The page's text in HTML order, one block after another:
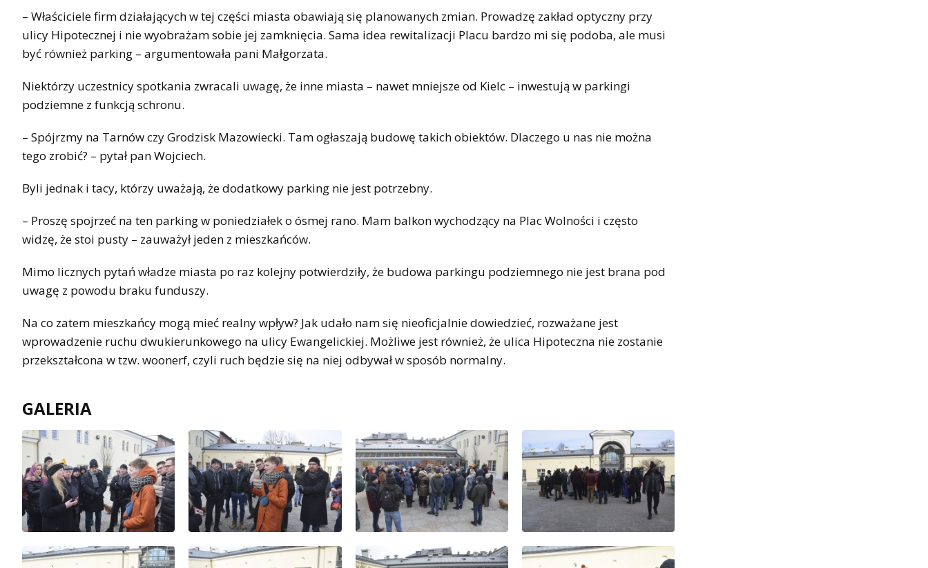
– Właściciele firm działających w tej części miasta obawiają się planowanych zmian. Prowadzę zakład optyczny przy
ulicy Hipotecznej i nie wyobrażam sobie jej zamknięcia. Sama idea rewitalizacji Placu bardzo mi się podoba, ale musi
być również parking – argumentowała pani Małgorzata.
Niektórzy uczestnicy spotkania zwracali uwagę, że inne miasta – nawet mniejsze od Kielc – inwestują w parkingi
podziemne z funkcją schronu.
– Spójrzmy na Tarnów czy Grodzisk Mazowiecki. Tam ogłaszają budowę takich obiektów. Dlaczego u nas nie można
tego zrobić? – pytał pan Wojciech.
Byli jednak i tacy, którzy uważają, że dodatkowy parking nie jest potrzebny.
– Proszę spojrzeć na ten parking w poniedziałek o ósmej rano. Mam balkon wychodzący na Plac Wolności i często
widzę, że stoi pusty – zauważył jeden z mieszkańców.
Mimo licznych pytań władze miasta po raz kolejny potwierdziły, że budowa parkingu podziemnego nie jest brana pod
uwagę z powodu braku funduszy.
Na co zatem mieszkańcy mogą mieć realny wpływ? Jak udało nam się nieoficjalnie dowiedzieć, rozważane jest
wprowadzenie ruchu dwukierunkowego na ulicy Ewangelickiej. Możliwe jest również, że ulica Hipoteczna nie zostanie
przekształcona w tzw. woonerf, czyli ruch będzie się na niej odbywał w sposób normalny.
GALERIA